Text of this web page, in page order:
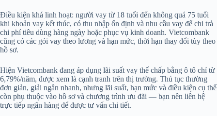
Điều kiện khá linh hoạt: người vay từ 18 tuổi đến không quá 75 tuổi
khi khoản vay kết thúc, có thu nhập ổn định và nhu cầu vay để chi trả
chi phí tiêu dùng hàng ngày hoặc phục vụ kinh doanh. Vietcombank
cũng có các gói vay theo lương và hạn mức, thời hạn thay đổi tùy theo
hồ sơ.
Hiện Vietcombank đang áp dụng lãi suất vay thế chấp bằng ô tô chỉ từ
6,79%/năm, được xem là cạnh tranh trên thị trường. Thủ tục thường
đơn giản, giải ngân nhanh, nhưng lãi suất, hạn mức và điều kiện cụ thể
còn phụ thuộc vào hồ sơ và chương trình ưu đãi — bạn nên liên hệ
trực tiếp ngân hàng để được tư vấn chi tiết.